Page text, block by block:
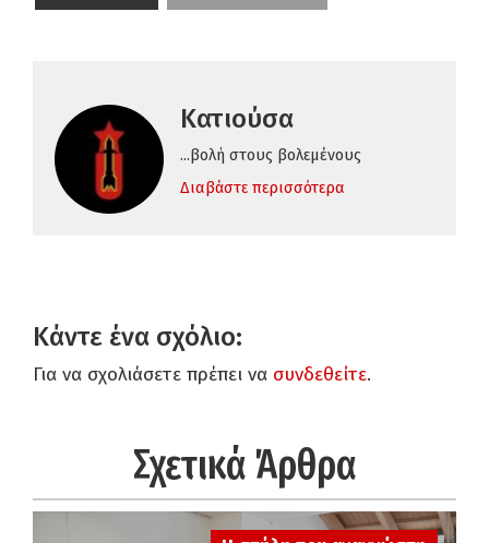
Κατιούσα
...βολή στους βολεμένους
Διαβάστε περισσότερα
Κάντε ένα σχόλιο:
Για να σχολιάσετε πρέπει να συνδεθείτε.
Σχετικά Άρθρα